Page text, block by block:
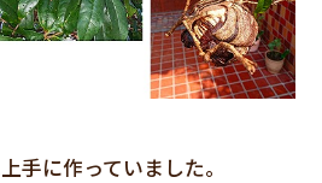
手に作っていました。